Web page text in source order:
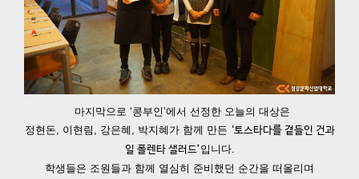
마지막으로 ‘콩부인’에서 선정한 오늘의 대상은
정현돈, 이현림, 강은혜, 박지혜가 함께 만든 ‘토스타다를 곁들인 건과
일 폴렌타 샐러드’입니다.
학생들은 조원들과 함께 열심히 준비했던 순간을 떠올리며